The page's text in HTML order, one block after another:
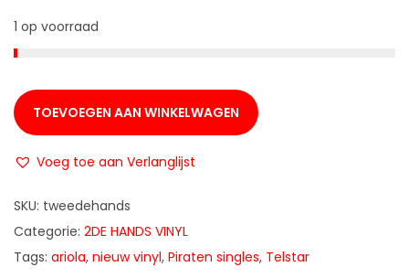
1 op voorraad
TOEVOEGEN AAN WINKELWAGEN
Voeg toe aan Verlanglijst
SKU: tweedehands
Categorie: 2DE HANDS VINYL
Tags: ariola, nieuw vinyl, Piraten singles, Telstar